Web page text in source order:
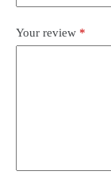
Your review *